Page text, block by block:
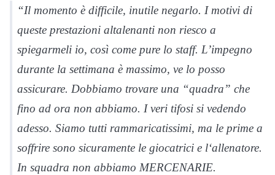
“Il momento è difficile, inutile negarlo. I motivi di
queste prestazioni altalenanti non riesco a
spiegarmeli io, così come pure lo staff. L’impegno
durante la settimana è massimo, ve lo posso
assicurare. Dobbiamo trovare una “quadra” che
fino ad ora non abbiamo. I veri tifosi si vedendo
adesso. Siamo tutti rammaricatissimi, ma le prime a
soffrire sono sicuramente le giocatrici e l‘allenatore.
In squadra non abbiamo MERCENARIE.